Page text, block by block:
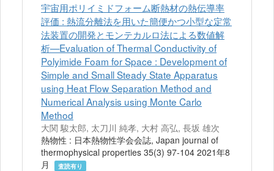
宇宙用ポリイミドフォーム断熱材の熱伝導率
評価 : 熱流分離法を用いた簡便かつ小型な定常
法装置の開発とモンテカルロ法による数値解
析—Evaluation of Thermal Conductivity of
Polyimide Foam for Space : Development of
Simple and Small Steady State Apparatus
using Heat Flow Separation Method and
Numerical Analysis using Monte Carlo
Method
大関 駿太郎, 太刀川 純孝, 大村 高弘, 長坂 雄次
熱物性 : 日本熱物性学会会誌, Japan journal of
thermophysical properties 35(3) 97-104 2021年8
月
査読有り